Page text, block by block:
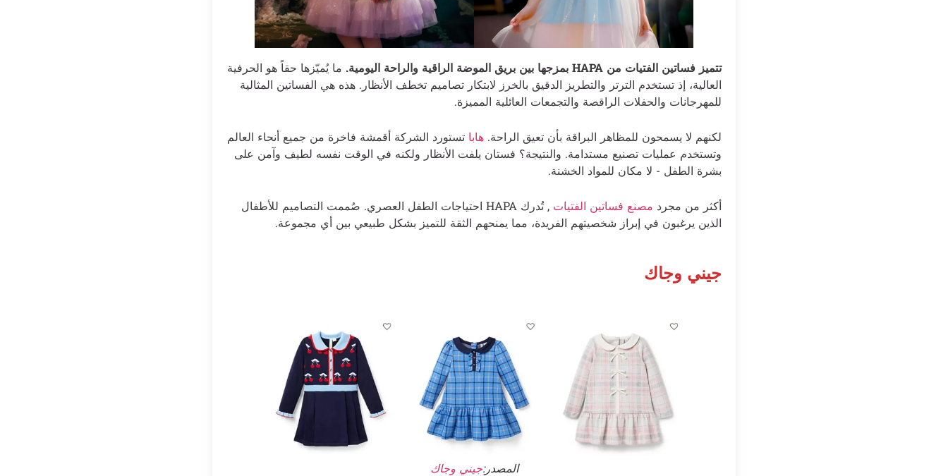
تتميز فساتين الفتيات من HAPA بمزجها بين بريق الموضة الراقية والراحة اليومية.
ما يُميّزها حقاً هو الحرفية
العالية، إذ تستخدم الترتر والتطريز الدقيق بالخرز لابتكار تصاميم تخطف الأنظار. هذه هي الفساتين المثالية
للمهرجانات والحفلات الراقصة والتجمعات العائلية المميزة.
لكنهم لا يسمحون للمظاهر البراقة بأن تعيق الراحة. هابا تستورد الشركة أقمشة فاخرة من جميع أنحاء العالم
وتستخدم عمليات تصنيع مستدامة. والنتيجة؟ فستان يلفت الأنظار ولكنه في الوقت نفسه لطيف وآمن على
بشرة الطفل - لا مكان للمواد الخشنة.
أكثر من مجرد مصنع فساتين الفتيات
, تُدرك HAPA احتياجات الطفل العصري. صُممت التصاميم للأطفال
الذين يرغبون في إبراز شخصيتهم الفريدة، مما يمنحهم الثقة للتميز بشكل طبيعي بين أي مجموعة.
جيني وجاك
المصدر:جيني وجاك